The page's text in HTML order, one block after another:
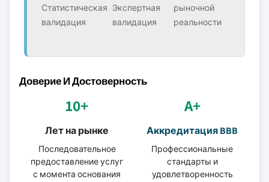
Статистическая
валидация
Экспертная
валидация
рыночной
реальности
Доверие И Достоверность
10+
Лет на рынке
Последовательное
предоставление услуг
с момента основания
A+
Аккредитация BBB
Профессиональные
стандарты и
удовлетворенность